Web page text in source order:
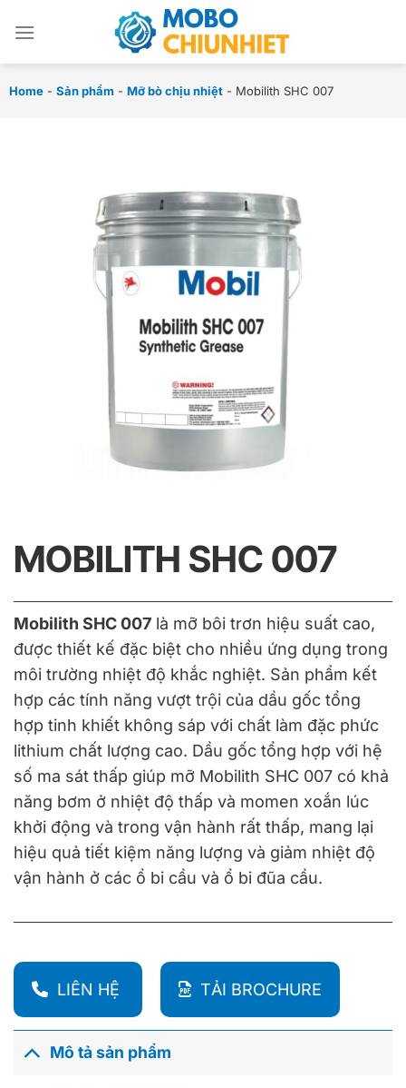
đến
Home - Sản phẩm - Mỡ bò chịu nhiệt - Mobilith SHC 007
MOBILITH SHC 007
Mobilith SHC 007 là mỡ bôi trơn hiệu suất cao,
được thiết kế đặc biệt cho nhiều ứng dụng trong
môi trường nhiệt độ khắc nghiệt. Sản phẩm kết
hợp các tính năng vượt trội của dầu gốc tổng
hợp tinh khiết không sáp với chất làm đặc phức
lithium chất lượng cao. Dầu gốc tổng hợp với hệ
số ma sát thấp giúp mỡ Mobilith SHC 007 có khả
năng bơm ở nhiệt độ thấp và momen xoắn lúc
khởi động và trong vận hành rất thấp, mang lại
hiệu quả tiết kiệm năng lượng và giảm nhiệt độ
vận hành ở các ổ bi cầu và ổ bi đũa cầu.
LIÊN HỆ TẢI BROCHURE
Mô tả sản phẩm